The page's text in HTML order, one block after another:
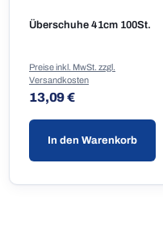
Überschuhe 41cm 100St.
Regulärer Preis:
13,09 €
Preise inkl. MwSt. zzgl.
Versandkosten
In den Warenkorb